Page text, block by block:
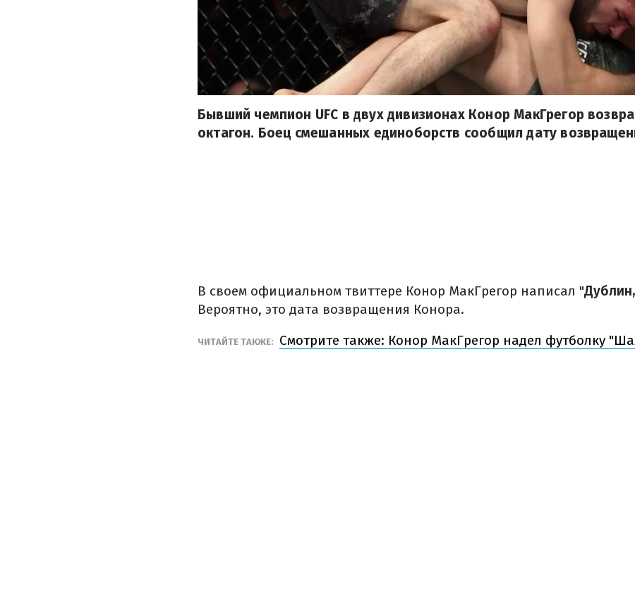
Бывший чемпион UFC в двух дивизионах Конор МакГрегор
октагон. Боец смешанных единоборств сообщил дату
В своем официальном твиттере Конор МакГрегор написал "
Вероятно, это дата возвращения Конора.
ЧИТАЙТЕ ТАКЖЕ: Смотрите также: Конор МакГрегор надел футболку